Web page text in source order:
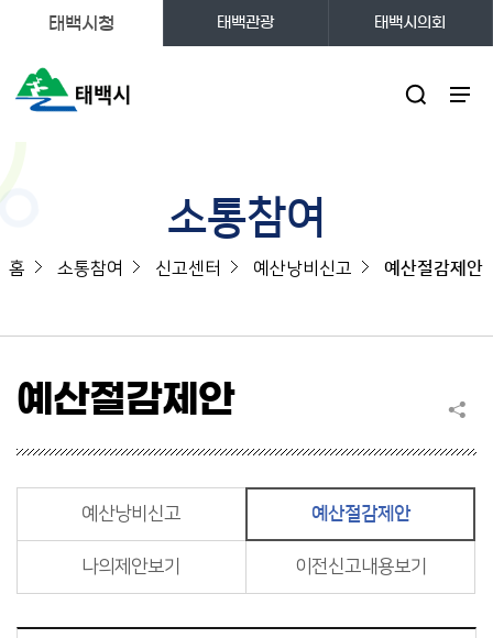
태백시청 태백관광 태백시의회
소통참여
홈 소통참여 신고센터 예산낭비신고 예산절감제안
예산절감제안
예산낭비신고 예산절감제안
나의제안보기 이전신고내용보기